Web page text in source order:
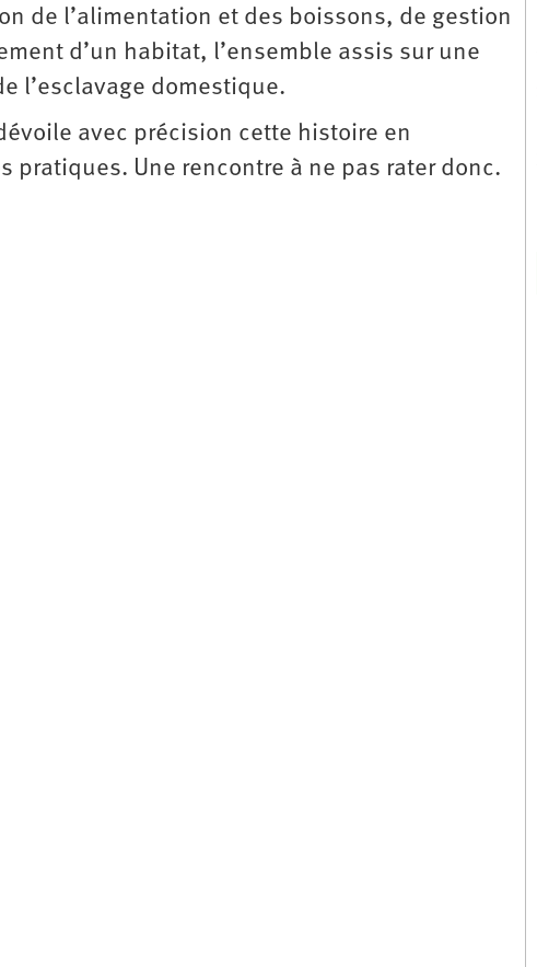
de l’alimentation et des boissons, de gestion
d’un habitat, l’ensemble assis sur une
l’esclavage domestique.
avec précision cette histoire en
pratiques. Une rencontre à ne pas rater donc.